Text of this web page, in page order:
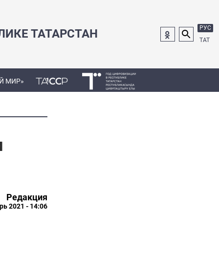
ТАТАРСТАН
РУС
ТАТ
МИР»
Редакция
2021 - 14:06